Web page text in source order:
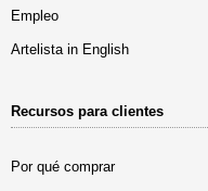
Empleo
Artelista in English
Recursos para clientes
Por qué comprar